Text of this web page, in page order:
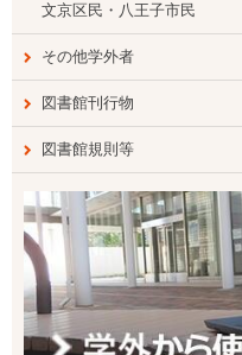
文京区民・八王子市民
その他学外者
図書館刊行物
図書館規則等